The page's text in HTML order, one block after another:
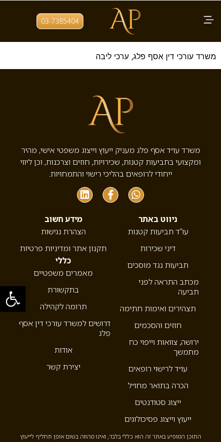
פתח
03-7385404 תגית: ערכים
הערכים המנחים של משרד עו"ד אסף פלג
משרד עורכי דין אסף פלג, ערכי ליבה
משרד עו״ד אסף פלג מעניק ייעוץ וייצוג משפטי אישי, מהיר
ומקצועי בתביעות קטנות, שכירויות, חוזים וצרכנות, וכן ליווי
ייחודי לרופאים בהליכי רישוי והתמחויות.
ניווט באתר
עו”ד תביעות קטנות
דיני שכירות
תביעות נגד מוסכים
מכתב התראה לפני
תביעה
תצהירים ואימות חתימה
חוזים והסכמים
ירושה, צוואות וייפוי כח
מתמשך
עו״ד לרישוי רופאים
הכרה בתואר מחו״ל
ייצוג סטודנטים
ייעוץ וייצוג פסיכולוגים
מידע חשוב
הצהרת נגישות
תקנון אתר ומדיניות פרטיות
כללי
מאמרים משפטיים
בתקשורת
תרומה לקהילה
דרושים למשרד עורכי דין אסף
פלג
אודות
יצירת קשר
התוכן המופיע באתר זה הוא כללי בלבד, ואינו מהווה בשום אופן תחליף לייעוץ